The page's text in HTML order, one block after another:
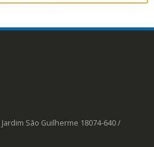
Jardim São Guilherme 18074-640/